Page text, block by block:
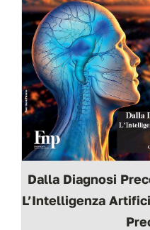
Dalla Diagnosi
L’Intelligenza